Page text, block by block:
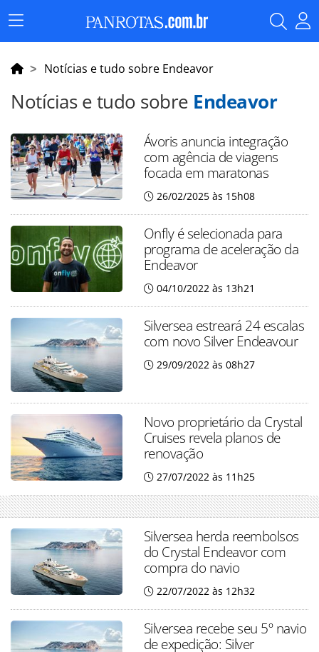
Menu
Principal
Notícias e tudo sobre Endeavor
Notícias e tudo sobre Endeavor
Ávoris anuncia integração
com agência de viagens
focada em maratonas
26/02/2025 às 15h08
Onfly é selecionada para
programa de aceleração da
Endeavor
04/10/2022 às 13h21
Silversea estreará 24 escalas
com novo Silver Endeavour
29/09/2022 às 08h27
Novo proprietário da Crystal
Cruises revela planos de
renovação
27/07/2022 às 11h25
Silversea herda reembolsos
do Crystal Endeavor com
compra do navio
22/07/2022 às 12h32
Silversea recebe seu 5º navio
de expedição: Silver